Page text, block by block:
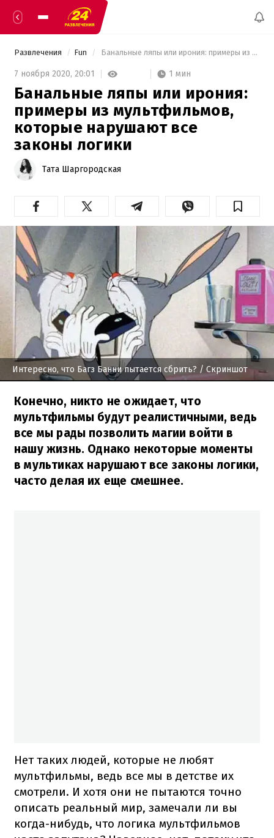
Развлечения Fun Банальные ляпы или ирония: примеры из мультфильмов, которые нарушают все законы логики
7 ноября 2020, 20:01 1 мин
Банальные ляпы или ирония:
примеры из мультфильмов,
которые нарушают все
законы логики
Тата Шаргородская
Интересно, что Багз Банни пытается сбрить? / Скриншот
Конечно, никто не ожидает, что
мультфильмы будут реалистичными, ведь
все мы рады позволить магии войти в
нашу жизнь. Однако некоторые моменты
в мультиках нарушают все законы логики,
часто делая их еще смешнее.
Нет таких людей, которые не любят
мультфильмы, ведь все мы в детстве их
смотрели. И хотя они не пытаются точно
описать реальный мир, замечали ли вы
когда-нибудь, что логика мультфильмов